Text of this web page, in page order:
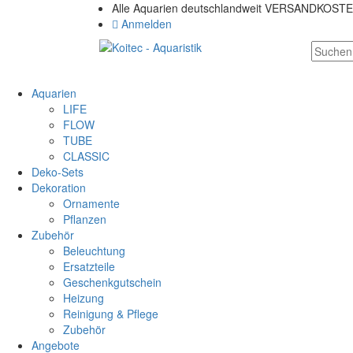
Alle Aquarien deutschlandweit
Anmelden
Aquarien
LIFE
FLOW
TUBE
CLASSIC
Deko-Sets
Dekoration
Ornamente
Pflanzen
Zubehör
Beleuchtung
Ersatzteile
Geschenkgutschein
Heizung
Reinigung & Pflege
Zubehör
Angebote